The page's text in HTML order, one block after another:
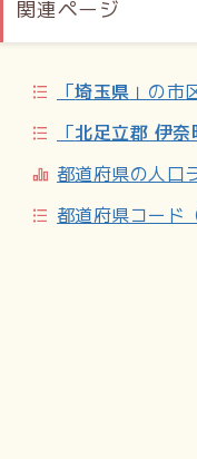
交通
関連ページ
「埼玉県 」の市
「北足立郡 伊奈
都道府県の人口
都道府県コード